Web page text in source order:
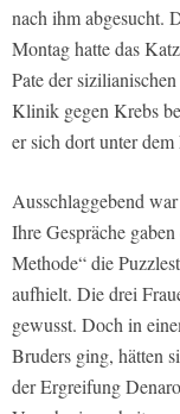
nach ihm abgesucht.
Montag hatte das
Pate der
Klinik gegen Krebs
er sich dort unter
Ausschlaggebend
Ihre Gespräche
Methode“ die
aufhielt. Die drei
gewusst. Doch in
Bruders ging, hätten
der Ergreifung